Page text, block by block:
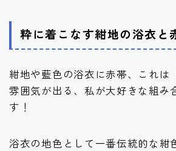
粋に着こなす紺地の浴衣と
紺地や藍色の浴衣に赤帯、これは
雰囲気が出る、私が大好きな組み
す！
浴衣の地色として一番伝統的な紺